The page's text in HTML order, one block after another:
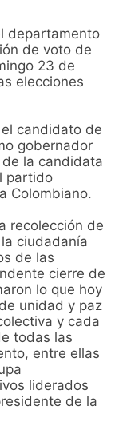
departamento
de voto de
23 de
elecciones
candidato de
gobernador
la candidata
partido
Colombiano.
recolección de
ciudadanía
de las
cierre de
lo que hoy
unidad y paz
y cada
todas las
entre ellas
liderados
de la